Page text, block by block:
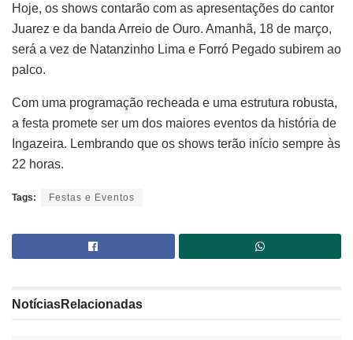
Hoje, os shows contarão com as apresentações do cantor
Juarez e da banda Arreio de Ouro. Amanhã, 18 de março,
será a vez de Natanzinho Lima e Forró Pegado subirem ao
palco.
Com uma programação recheada e uma estrutura robusta,
a festa promete ser um dos maiores eventos da história de
Ingazeira. Lembrando que os shows terão início sempre às
22 horas.
Tags: Festas e Eventos
NotíciasRelacionadas